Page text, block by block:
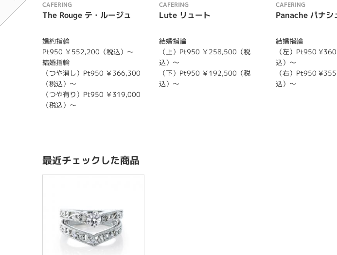
CAFERING
The Rouge テ・ルージュ
婚約指輪
Pt950 ￥552,200（税込）～
結婚指輪
（つや消し）Pt950 ￥366,300
（税込）～
（つや有り）Pt950 ￥319,000
（税込）～
CAFERING
Lute リュート
結婚指輪
（上）Pt950 ￥258,500（税
込）～
（下）Pt950 ￥192,500（税
込）～
CAFERING
Panache パナシ
結婚指輪
（左）Pt950
込）～
（右）Pt950
込）～
最近チェックした商品